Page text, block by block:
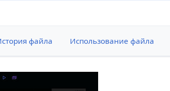
файла Использование файла